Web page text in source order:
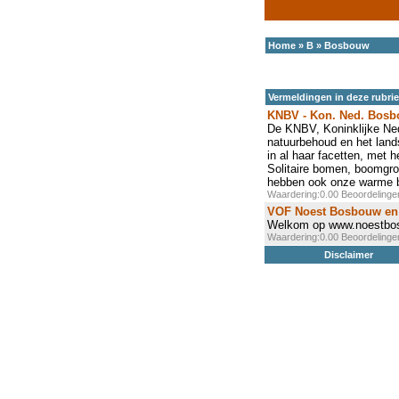
Home » B » Bosbouw
Vermeldingen in deze
KNBV - Kon. Ned.
De KNBV, Koninklijke
natuurbehoud en het
in al haar facetten, met
Solitaire bomen,
hebben ook onze warme
Waardering:0.00
VOF Noest Bosbouw
Welkom op
Waardering:0.00
Disclaimer